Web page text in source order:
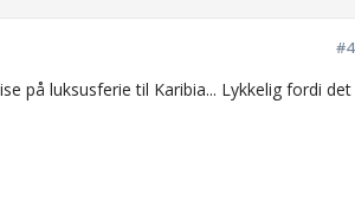
#4
på luksusferie til Karibia... Lykkelig fordi det